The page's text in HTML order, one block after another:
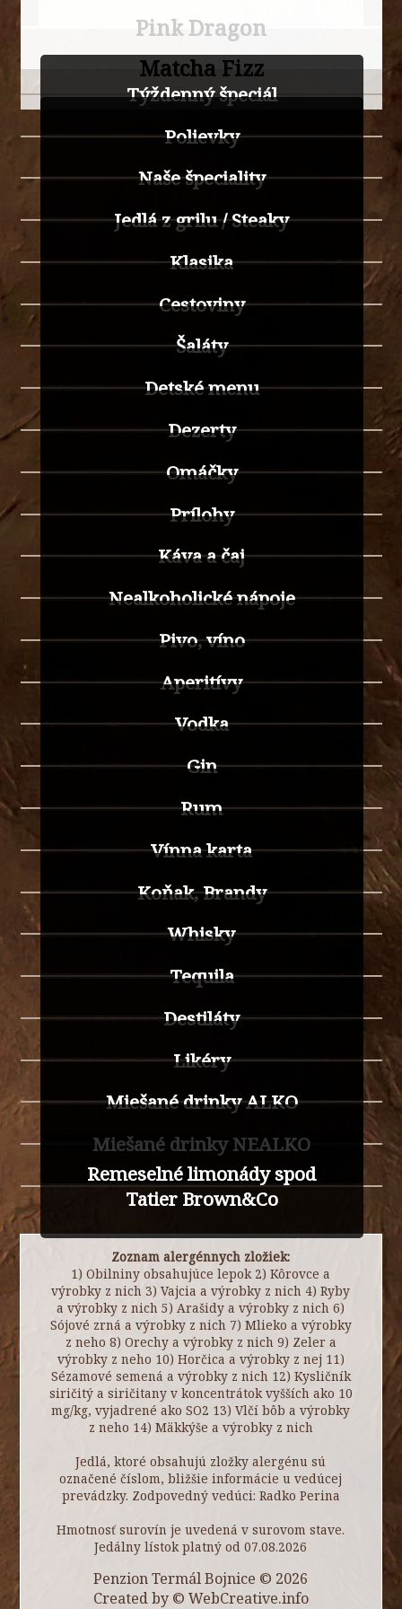
Pink Dragon
Matcha Fizz
Týždenný špeciál
Polievky
Naše špeciality
Jedlá z grilu / Steaky
Klasika
Cestoviny
Šaláty
Detské menu
Dezerty
Omáčky
Prílohy
Káva a čaj
Nealkoholické nápoje
Pivo, víno
Aperitívy
Vodka
Gin
Rum
Vínna karta
Koňak, Brandy
Whisky
Tequila
Destiláty
Likéry
Miešané drinky ALKO
Miešané drinky NEALKO
Remeselné limonády spod
Tatier Brown&Co
Zoznam alergénnych zložiek:
1) Obilniny obsahujúce lepok 2) Kôrovce a
výrobky z nich 3) Vajcia a výrobky z nich 4) Ryby
a výrobky z nich 5) Arašidy a výrobky z nich 6)
Sójové zrná a výrobky z nich 7) Mlieko a výrobky
z neho 8) Orechy a výrobky z nich 9) Zeler a
výrobky z neho 10) Horčica a výrobky z nej 11)
Sézamové semená a výrobky z nich 12) Kysličník
siričitý a siričitany v koncentrátok vyšších ako 10
mg/kg, vyjadrené ako SO2 13) Vlčí bôb a výrobky
z neho 14) Mäkkýše a výrobky z nich
Jedlá, ktoré obsahujú zložky alergénu sú
označené číslom, bližšie informácie u vedúcej
prevádzky. Zodpovedný vedúci: Radko Perina
Hmotnosť surovín je uvedená v surovom stave.
Jedálny lístok platný od 07.08.2026
Penzion Termál Bojnice © 2026
Created by © WebCreative.info